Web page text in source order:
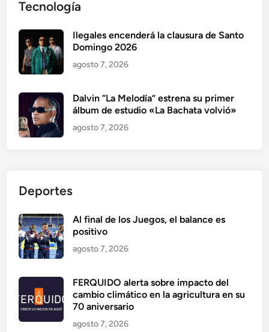
Tecnología
Ilegales encenderá la clausura de Santo
Domingo 2026
agosto 7, 2026
Dalvin “La Melodía” estrena su primer
álbum de estudio «La Bachata volvió»
agosto 7, 2026
Deportes
Al final de los Juegos, el balance es
positivo
agosto 7, 2026
FERQUIDO alerta sobre impacto del
cambio climático en la agricultura en su
70 aniversario
agosto 7, 2026